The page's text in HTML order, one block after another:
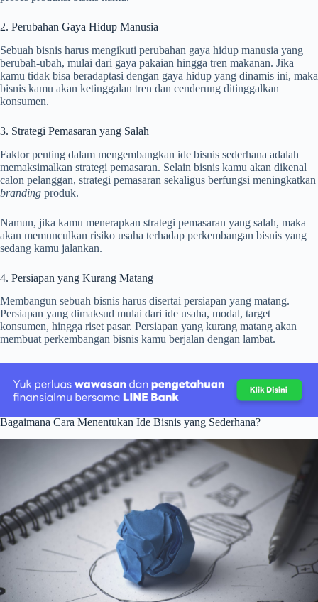
2. Perubahan Gaya Hidup Manusia
Sebuah bisnis harus mengikuti perubahan gaya hidup manusia yang
berubah-ubah, mulai dari gaya pakaian hingga tren makanan. Jika
kamu tidak bisa beradaptasi dengan gaya hidup yang dinamis ini, maka
bisnis kamu akan ketinggalan tren dan cenderung ditinggalkan
konsumen.
3. Strategi Pemasaran yang Salah
Faktor penting dalam mengembangkan ide bisnis sederhana adalah
memaksimalkan strategi pemasaran. Selain bisnis kamu akan dikenal
calon pelanggan, strategi pemasaran sekaligus berfungsi meningkatkan
branding produk.
Namun, jika kamu menerapkan strategi pemasaran yang salah, maka
akan memunculkan risiko usaha terhadap perkembangan bisnis yang
sedang kamu jalankan.
4. Persiapan yang Kurang Matang
Membangun sebuah bisnis harus disertai persiapan yang matang.
Persiapan yang dimaksud mulai dari ide usaha, modal, target
konsumen, hingga riset pasar. Persiapan yang kurang matang akan
membuat perkembangan bisnis kamu berjalan dengan lambat.
Bagaimana Cara Menentukan Ide Bisnis yang Sederhana?